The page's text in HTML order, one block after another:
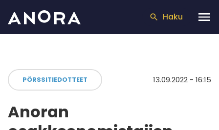
Haku
PÖRSSITIEDOTTEET 13.09.2022 - 16:15
Anoran